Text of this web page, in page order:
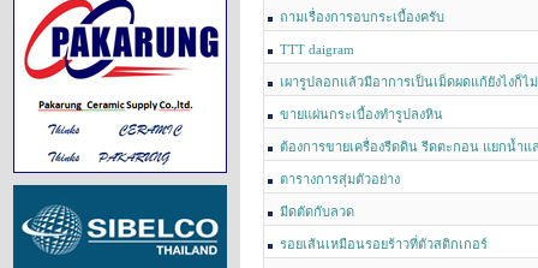
ถามเรื่องการอบกระเบื้องครับ
TTT daigram
เผารูปลอกแล้วมีอาการเป็นเม็ดผดแก้ยังไงก็
ขายแผ่นกระเบื้องทำรูปลงหิน
ต้องการขายเครื่องรีดดิน รีดตะกอน แยกน้ำแ
ตารางการสุ่มตัวอย่าง
มีดตัดกับลวด
รอยเส้นเหมือนรอยร้าวที่ตัวสติกเกอร์